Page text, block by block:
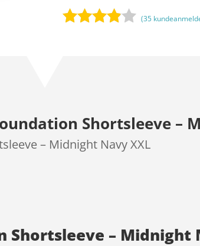
ømmels
(35
Shortsleeve –
– Midnight Navy XXL
– Midnight